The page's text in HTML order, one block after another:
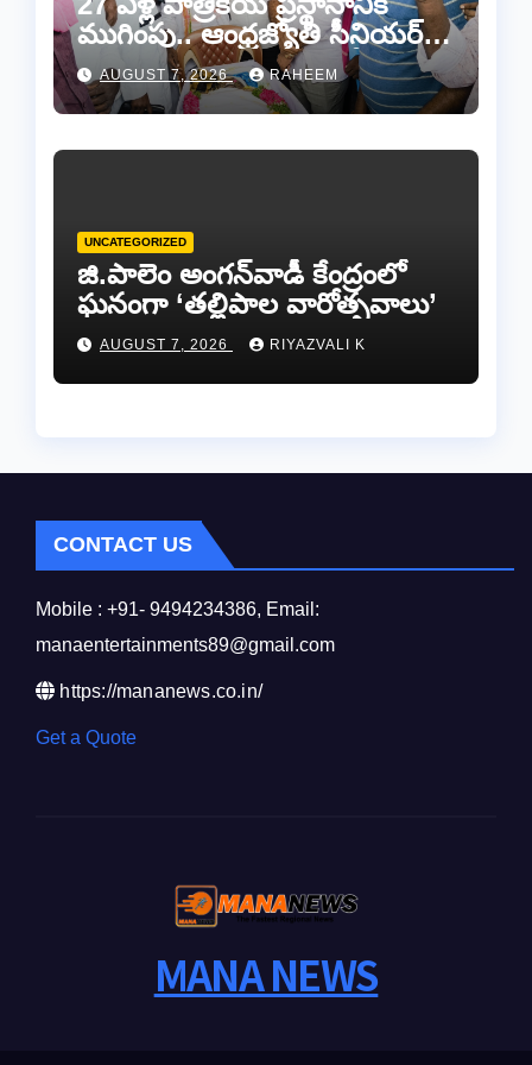
ముగింపు.. ఆంధ్రజ్యోతి సీనియర్
జర్నలిస్టు సల్ల ఆశన్నకు కన్నీటి
వీడ్కోలు…
AUGUST 7, 2026 RAHEEM
UNCATEGORIZED
జి.పాలెం అంగన్‌వాడీ కేంద్రంలో
ఘనంగా ‘తల్లిపాల వారోత్సవాలు’
AUGUST 7, 2026 RIYAZVALI K
CONTACT US
Mobile : +91- 9494234386, Email:
manaentertainments89@gmail.com
https://mananews.co.in/
Get a Quote
MANA NEWS